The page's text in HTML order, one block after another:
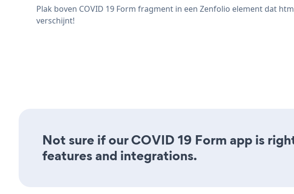
Plak boven COVID 19 Form fragment in een Zenfolio element dat
verschijnt!
Not sure if our COVID 19 Form app is
features and integrations.